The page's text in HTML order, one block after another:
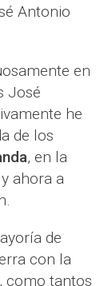
Antonio
en
José
he
de los
, en la
ahora a
de
con la
, como tantos